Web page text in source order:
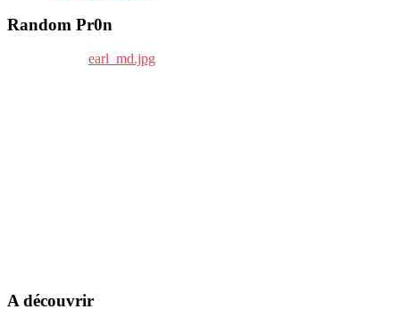
Random Pr0n
A découvrir